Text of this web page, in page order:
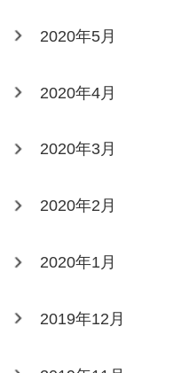
2020年5月
2020年4月
2020年3月
2020年2月
2020年1月
2019年12月